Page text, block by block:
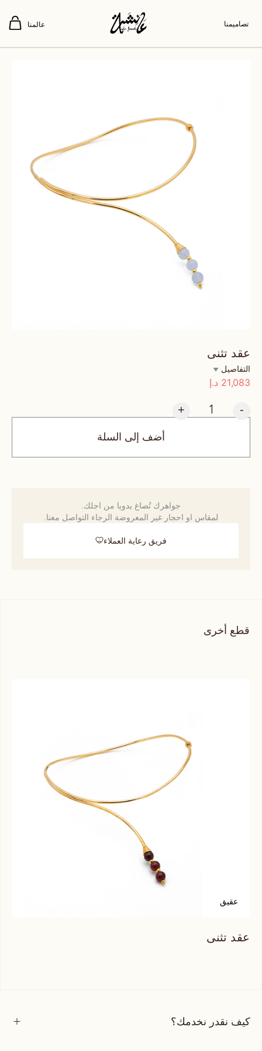
تصاميمنا عالمنا
عقد تثنى
التفاصيل
21,083 د.إ
-
+
أضف إلى السلة
جواهرك تُصاغ يدويا من اجلك.
لمقاس او احجار غير المعروضة الرجاء التواصل معنا.
فريق رعاية العملاء
قطع أخرى
عقيق
عقد تثنى
كيف نقدر نخدمك؟